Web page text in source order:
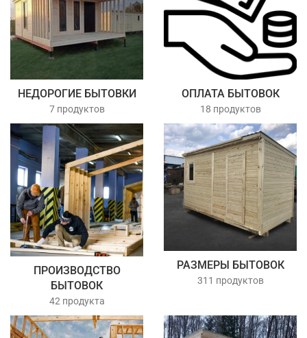
НЕДОРОГИЕ БЫТОВКИ
7 продуктов
ОПЛАТА БЫТОВОК
18 продуктов
ПРОИЗВОДСТВО
БЫТОВОК
42 продукта
РАЗМЕРЫ БЫТОВОК
311 продуктов